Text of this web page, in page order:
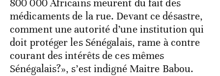
800 000 Africains meurent du fait des
médicaments de la rue. Devant ce désastre,
comment une autorité d’une institution qui
doit protéger les Sénégalais, rame à contre
courant des intérêts de ces mêmes
Sénégalais?», s’est indigné Maitre Babou.